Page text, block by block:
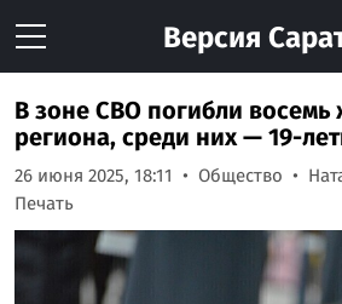
Версия
В зоне СВО погибли восемь
региона, среди них — 19-
26 июня 2025, 18:11 Общество
Печать